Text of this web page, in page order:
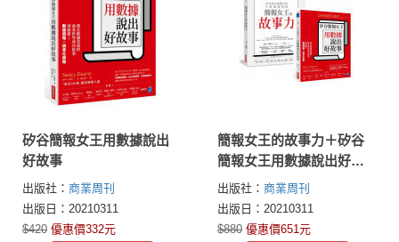
矽谷簡報女王用數據說出
好故事
出版社： 商業周刊
出版日：20210311
$420 優惠價332元
簡報女王的故事力＋矽谷
簡報女王用數據說出好故
事
出版社： 商業周刊
出版日：20210311
$880 優惠價651元